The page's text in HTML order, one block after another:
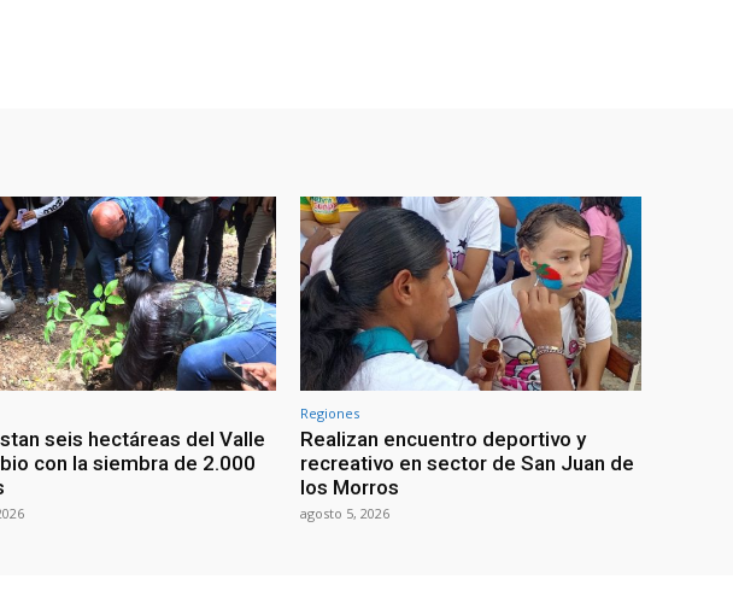
seis hectáreas del Valle
con la siembra de 2.000
Regiones
Realizan encuentro deportivo y
recreativo en sector de San Juan de
los Morros
agosto 5, 2026